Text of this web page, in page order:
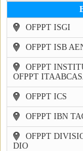
OFPPT ISGI
OFPPT ISB
OFPPT
OFPPT
OFPPT ICS
OFPPT IBN
OFPPT
DIO